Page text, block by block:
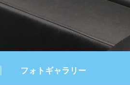
フォトギャラリー